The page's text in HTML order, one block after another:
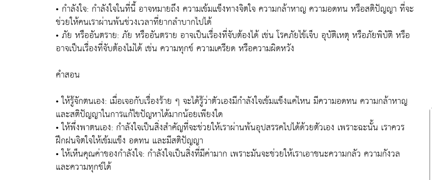
• กำลังใจ: กำลังใจในที่นี้ อาจหมายถึง ความเข้มแข็งทางจิตใจ ความกล้าหาญ ความอดทน หรือสติปัญญา ที่จะ
ช่วยให้คนเราผ่านพ้นช่วงเวลาที่ยากลำบากไปได้
• ภัย หรืออันตราย: ภัย หรืออันตราย อาจเป็นเรื่องที่จับต้องได้ เช่น โรคภัยไข้เจ็บ อุบัติเหตุ หรือภัยพิบัติ หรือ
อาจเป็นเรื่องที่จับต้องไม่ได้ เช่น ความทุกข์ ความเครียด หรือความผิดหวัง
คำสอน
• ให้รู้จักตนเอง: เมื่อเจอกับเรื่องร้าย ๆ จะได้รู้ว่าตัวเองมีกำลังใจเข้มแข็งแค่ไหน มีความอดทน ความกล้าหาญ
และสติปัญญาในการแก้ไขปัญหาได้มากน้อยเพียงใด
• ให้พึ่งพาตนเอง: กำลังใจเป็นสิ่งสำคัญที่จะช่วยให้เราผ่านพ้นอุปสรรคไปได้ด้วยตัวเอง เพราะฉะนั้น เราควร
ฝึกฝนจิตใจให้เข้มแข็ง อดทน และมีสติปัญญา
• ให้เห็นคุณค่าของกำลังใจ: กำลังใจเป็นสิ่งที่มีค่ามาก เพราะมันจะช่วยให้เราเอาชนะความกลัว ความกังวล
และความทุกข์ได้